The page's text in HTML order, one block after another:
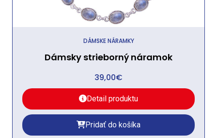
DÁMSKE NÁRAMKY
Dámsky strieborný náramok
39,00€
Detail produktu
Pridať do košíka